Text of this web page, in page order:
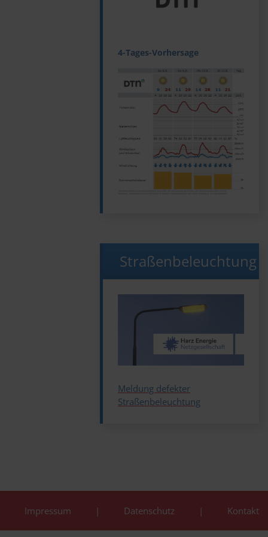
4-Tages-Vorhersage
Straßenbeleuchtung
Meldung defekter
Straßenbeleuchtung
Impressum Datenschutz Kontakt